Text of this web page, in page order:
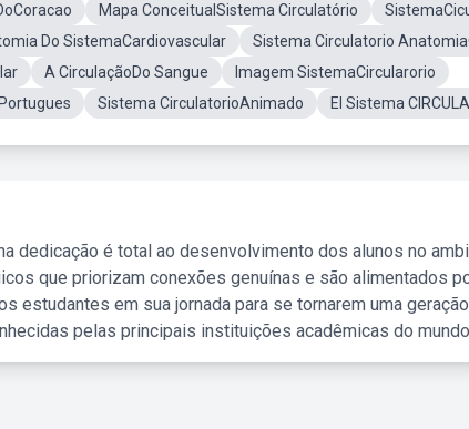
Mapa ConceitualSistema Circulatório
Do SistemaCardiovascular
Sistema Circulatorio
A CirculaçãoDo Sangue
Imagem SistemaCircularorio
Sistema CirculatorioAnimado El Sistema
dedicação é total ao desenvolvimento dos alunos no
que priorizam conexões genuínas e são alimentados
estudantes em sua jornada para se tornarem uma
pelas principais instituições acadêmicas do